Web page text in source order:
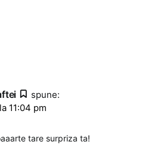
spune:
11:04 pm
tare surpriza ta!